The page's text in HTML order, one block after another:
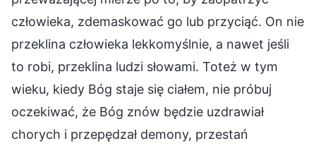
człowieka, zdemaskować go lub przyciąć. On nie
przeklina człowieka lekkomyślnie, a nawet jeśli
to robi, przeklina ludzi słowami. Toteż w tym
wieku, kiedy Bóg staje się ciałem, nie próbuj
oczekiwać, że Bóg znów będzie uzdrawiał
chorych i przepędzał demony, przestań